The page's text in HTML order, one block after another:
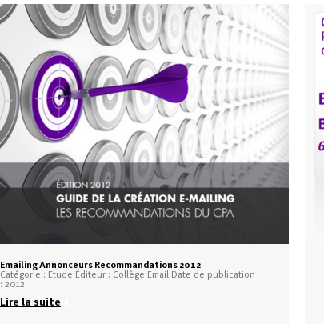
Emailing Annonceurs Recommandations 2012
Catégorie : Etude Éditeur : Collège Email Date de publication
: 2012
Lire la suite